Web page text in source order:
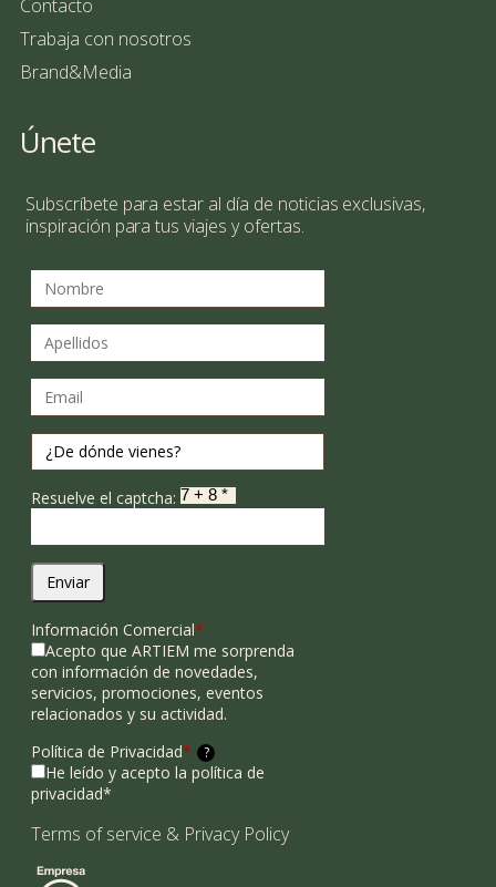
Contacto
Trabaja con nosotros
Brand&Media
Únete
Subscríbete para estar al día de noticias exclusivas,
inspiración para tus viajes y ofertas.
Resuelve el captcha:
Enviar
Información Comercial*
Acepto que ARTIEM me sorprenda
con información de novedades,
servicios, promociones, eventos
relacionados y su actividad.
Política de Privacidad* ?
He leído y acepto la política de
privacidad*
Terms of service & Privacy Policy